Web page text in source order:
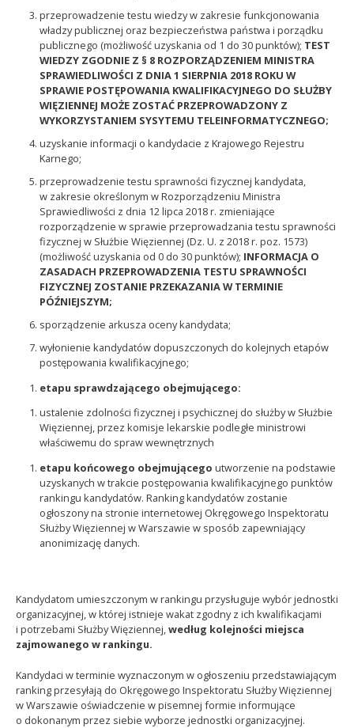
przeprowadzenie testu wiedzy w zakresie funkcjonowania
władzy publicznej oraz bezpieczeństwa państwa i porządku
publicznego (możliwość uzyskania od 1 do 30 punktów); TEST
WIEDZY ZGODNIE Z § 8 ROZPORZĄDZENIEM MINISTRA
SPRAWIEDLIWOŚCI Z DNIA 1 SIERPNIA 2018 ROKU W
SPRAWIE POSTĘPOWANIA KWALIFIKACYJNEGO DO SŁUŻBY
WIĘZIENNEJ MOŻE ZOSTAĆ PRZEPROWADZONY Z
WYKORZYSTANIEM SYSYTEMU TELEINFORMATYCZNEGO;
uzyskanie informacji o kandydacie z Krajowego Rejestru
Karnego;
przeprowadzenie testu sprawności fizycznej kandydata,
w zakresie określonym w Rozporządzeniu Ministra
Sprawiedliwości z dnia 12 lipca 2018 r. zmieniające
rozporządzenie w sprawie przeprowadzania testu sprawności
fizycznej w Służbie Więziennej (Dz. U. z 2018 r. poz. 1573)
(możliwość uzyskania od 0 do 30 punktów); INFORMACJA O
ZASADACH PRZEPROWADZENIA TESTU SPRAWNOŚCI
FIZYCZNEJ ZOSTANIE PRZEKAZANIA W TERMINIE
PÓŹNIEJSZYM;
sporządzenie arkusza oceny kandydata;
wyłonienie kandydatów dopuszczonych do kolejnych etapów
postępowania kwalifikacyjnego;
etapu sprawdzającego obejmującego:
ustalenie zdolności fizycznej i psychicznej do służby w Służbie
Więziennej, przez komisje lekarskie podległe ministrowi
właściwemu do spraw wewnętrznych
etapu końcowego obejmującego utworzenie na podstawie
uzyskanych w trakcie postępowania kwalifikacyjnego punktów
rankingu kandydatów. Ranking kandydatów zostanie
ogłoszony na stronie internetowej Okręgowego Inspektoratu
Służby Więziennej w Warszawie w sposób zapewniający
anonimizację danych.
Kandydatom umieszczonym w rankingu przysługuje wybór jednostki
organizacyjnej, w której istnieje wakat zgodny z ich kwalifikacjami
i potrzebami Służby Więziennej,według kolejności miejsca
zajmowanego w rankingu.
Kandydaci w terminie wyznaczonym w ogłoszeniu przedstawiającym
ranking przesyłają do Okręgowego Inspektoratu Służby Więziennej
w Warszawie oświadczenie w pisemnej formie informujące
o dokonanym przez siebie wyborze jednostki organizacyjnej.